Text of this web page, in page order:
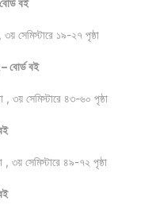
৩য় সেমিস্টারে ১৯-২৭ পৃষ্ঠা
বোর্ড বই
, ৩য় সেমিস্টারে ৪৩-৬০ পৃষ্ঠা
, ৩য় সেমিস্টারে ৪৯-৭২ পৃষ্ঠা